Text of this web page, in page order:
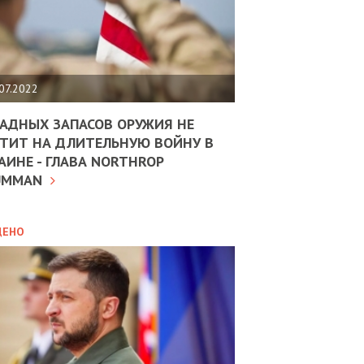
ЗАПАСОВ ОРУЖИЯ НЕ
НА ДЛИТЕЛЬНУЮ ВОЙНУ В
- ГЛАВА NORTHROP
10.02.2025